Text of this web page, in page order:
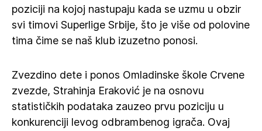
poziciji na kojoj nastupaju kada se uzmu u obzir
svi timovi Superlige Srbije, što je više od polovine
tima čime se naš klub izuzetno ponosi.
Zvezdino dete i ponos Omladinske škole Crvene
zvezde, Strahinja Eraković je na osnovu
statističkih podataka zauzeo prvu poziciju u
konkurenciji levog odbrambenog igrača. Ovaj